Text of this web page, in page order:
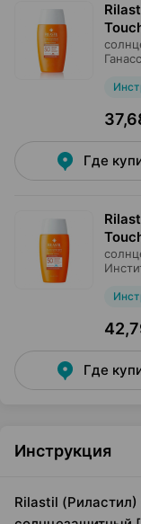
Где
Где
Инструкция
Rilastil